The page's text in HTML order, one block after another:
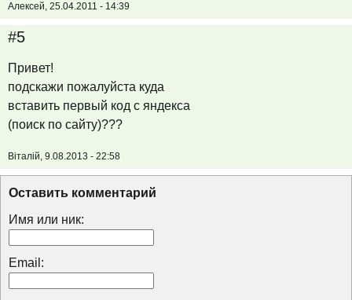
Алексей, 25.04.2011 - 14:39
#5
Привет!
подскажи пожалуйста куда
вставить первый код с яндекса
(поиск по сайту)???
Віталій, 9.08.2013 - 22:58
Оставить комментарий
Имя или ник:
Email: